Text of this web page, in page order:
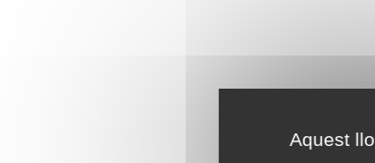
Aquest